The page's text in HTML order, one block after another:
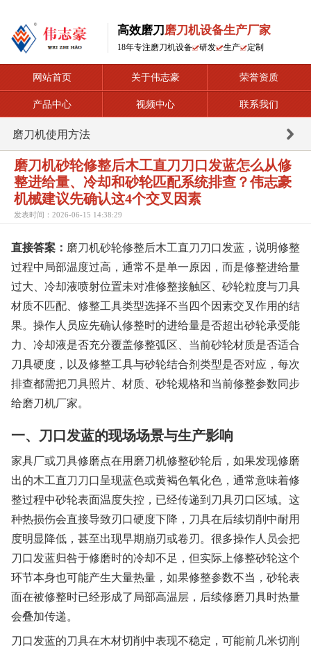
高效磨刀 磨刀机设备生产厂家
18年专注磨刀机设备 研发 生产 定制
网站首页 关于伟志豪 荣誉资质
产品中心 视频中心 联系我们
磨刀机使用方法
磨刀机砂轮修整后木工直刀刀口发蓝怎么从修
整进给量、冷却和砂轮匹配系统排查？伟志豪
机械建议先确认这4个交叉因素
发表时间：2026-06-15 14:38:29
直接答案： 磨刀机砂轮修整后木工直刀刀口发蓝，说明修整
过程中局部温度过高，通常不是单一原因，而是修整进给量
过大、冷却液喷射位置未对准修整接触区、砂轮粒度与刀具
材质不匹配、修整工具类型选择不当四个因素交叉作用的结
果。操作人员应先确认修整时的进给量是否超出砂轮承受能
力、冷却液是否充分覆盖修整弧区、当前砂轮材质是否适合
刀具硬度，以及修整工具与砂轮结合剂类型是否对应，每次
排查都需把刀具照片、材质、砂轮规格和当前修整参数同步
给磨刀机厂家。
一、刀口发蓝的现场场景与生产影响
家具厂或刀具修磨点在用磨刀机修整砂轮后，如果发现修磨
出的木工直刀刀口呈现蓝色或黄褐色氧化色，通常意味着修
整过程中砂轮表面温度失控，已经传递到刀具刃口区域。这
种热损伤会直接导致刃口硬度下降，刀具在后续切削中耐用
度明显降低，甚至出现早期崩刃或卷刃。很多操作人员会把
刀口发蓝归咎于修磨时的冷却不足，但实际上修整砂轮这个
环节本身也可能产生大量热量，如果修整参数不当，砂轮表
面在被修整时已经形成了局部高温层，后续修磨刀具时热量
会叠加传递。
刀口发蓝的刀具在木材切削中表现不稳定，可能前几米切削